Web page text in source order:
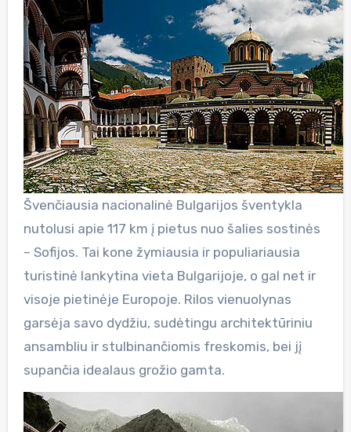
Švenčiausia nacionalinė Bulgarijos šventykla
nutolusi apie 117 km į pietus nuo šalies sostinės
– Sofijos. Tai kone žymiausia ir populiariausia
turistinė lankytina vieta Bulgarijoje, o gal net ir
visoje pietinėje Europoje. Rilos vienuolynas
garsėja savo dydžiu, sudėtingu architektūriniu
ansambliu ir stulbinančiomis freskomis, bei jį
supančia idealaus grožio gamta.